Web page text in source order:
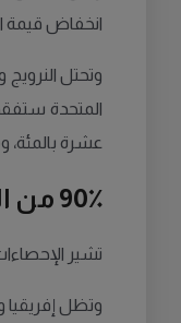
انخفاض قيمة
وتحتل النرويج
المتحدة
عشرة بالمئة،
90٪ من الرحلات داخل أوروبا
تشير الإحصاءات إلى أن 90 في المئة من الرحلات التي يقوم بها السويديون تتم داخل أوروبا. أما من بين الرحلات العشر
وتظل إفريقيا